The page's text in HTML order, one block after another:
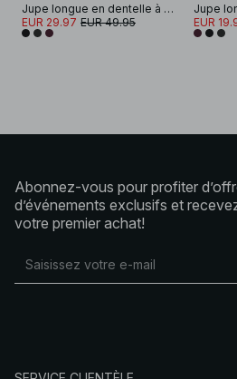
Jupe longue en dentelle à sequins
EUR 29.97 EUR 49.95
EUR
Abonnez-vous pour profiter
d’événements exclusifs et
votre premier achat!